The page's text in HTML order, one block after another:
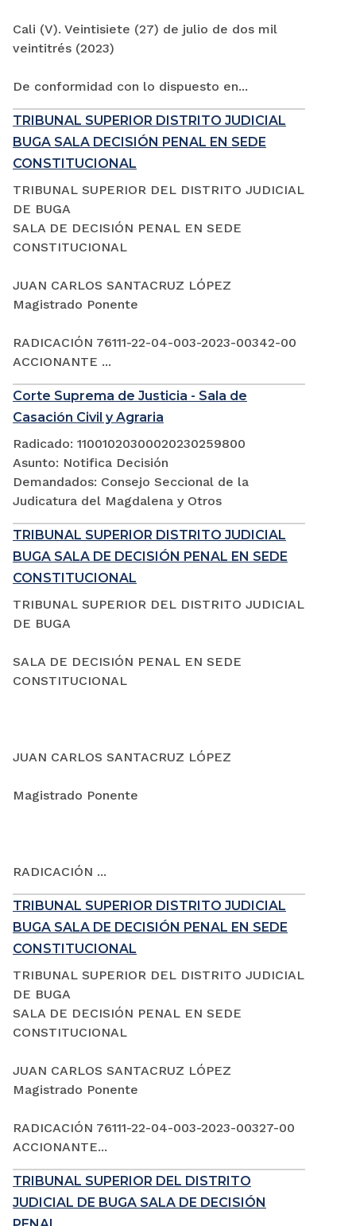
Cali (V). Veintisiete (27) de julio de dos mil
veintitrés (2023)
De conformidad con lo dispuesto en...
TRIBUNAL SUPERIOR DISTRITO JUDICIAL
BUGA SALA DECISIÓN PENAL EN SEDE
CONSTITUCIONAL
TRIBUNAL SUPERIOR DEL DISTRITO JUDICIAL
DE BUGA
SALA DE DECISIÓN PENAL EN SEDE
CONSTITUCIONAL
JUAN CARLOS SANTACRUZ LÓPEZ
Magistrado Ponente
RADICACIÓN 76111-22-04-003-2023-00342-00
ACCIONANTE ...
Corte Suprema de Justicia - Sala de
Casación Civil y Agraria
Radicado: 11001020300020230259800
Asunto: Notifica Decisión
Demandados: Consejo Seccional de la
Judicatura del Magdalena y Otros
TRIBUNAL SUPERIOR DISTRITO JUDICIAL
BUGA SALA DE DECISIÓN PENAL EN SEDE
CONSTITUCIONAL
TRIBUNAL SUPERIOR DEL DISTRITO JUDICIAL
DE BUGA
SALA DE DECISIÓN PENAL EN SEDE
CONSTITUCIONAL
JUAN CARLOS SANTACRUZ LÓPEZ
Magistrado Ponente
RADICACIÓN ...
TRIBUNAL SUPERIOR DISTRITO JUDICIAL
BUGA SALA DE DECISIÓN PENAL EN SEDE
CONSTITUCIONAL
TRIBUNAL SUPERIOR DEL DISTRITO JUDICIAL
DE BUGA
SALA DE DECISIÓN PENAL EN SEDE
CONSTITUCIONAL
JUAN CARLOS SANTACRUZ LÓPEZ
Magistrado Ponente
RADICACIÓN 76111-22-04-003-2023-00327-00
ACCIONANTE...
TRIBUNAL SUPERIOR DEL DISTRITO
JUDICIAL DE BUGA SALA DE DECISIÓN